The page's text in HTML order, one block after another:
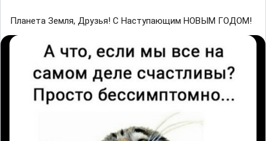
Планета Земля, Друзья! С Наступающим НОВЫМ ГОДОМ!